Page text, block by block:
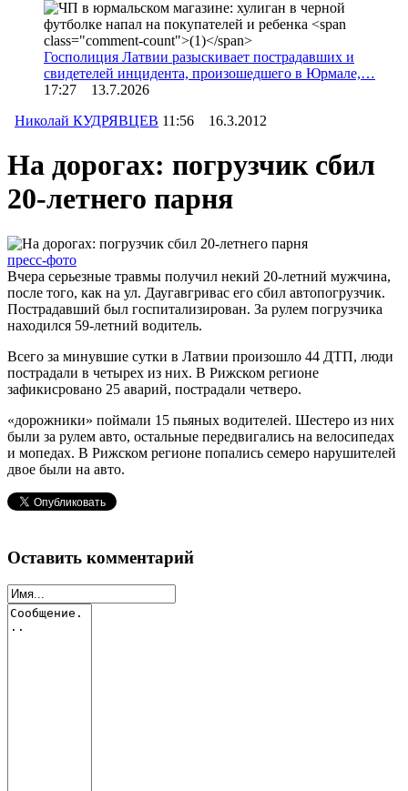
Госполиция Латвии разыскивает пострадавших и
свидетелей инцидента, произошедшего в Юрмале,…
17:27 13.7.2026
Николай КУДРЯВЦЕВ 11:56 16.3.2012
На дорогах: погрузчик сбил
20-летнего парня
пресс-фото
Вчера серьезные травмы получил некий 20-летний мужчина,
после того, как на ул. Даугавгривас его сбил автопогрузчик.
Пострадавший был госпитализирован. За рулем погрузчика
находился 59-летний водитель.
Всего за минувшие сутки в Латвии произошло 44 ДТП, люди
пострадали в четырех из них. В Рижском регионе
зафикисровано 25 аварий, пострадали четверо.
«дорожники» поймали 15 пьяных водителей. Шестеро из них
были за рулем авто, остальные передвигались на велосипедах
и мопедах. В Рижском регионе попались семеро нарушителей
двое были на авто.
Оставить комментарий